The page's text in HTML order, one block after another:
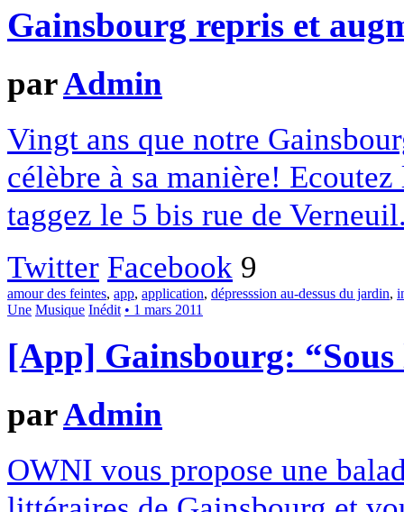
Gainsbourg repris et
parAdmin
Vingt ans que notre
célèbre à sa manière!
taggez le 5 bis rue de
Twitter Facebook 9
amour des feintes, app, application, dépresssion au-dessus du jardin,
Une Musique Inédit • 1 mars 2011
[App] Gainsbourg:
parAdmin
OWNI vous propose une